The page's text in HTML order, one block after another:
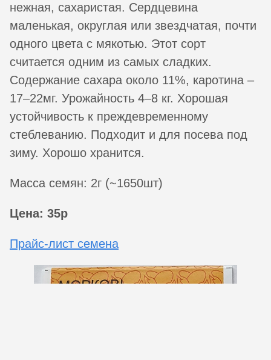
нежная, сахаристая. Сердцевина
маленькая, округлая или звездчатая, почти
одного цвета с мякотью. Этот сорт
считается одним из самых сладких.
Содержание сахара около 11%, каротина –
17–22мг. Урожайность 4–8 кг. Хорошая
устойчивость к преждевременному
стеблеванию. Подходит и для посева под
зиму. Хорошо хранится.
Масса семян: 2г (~1650шт)
Цена: 35р
Прайс-лист семена